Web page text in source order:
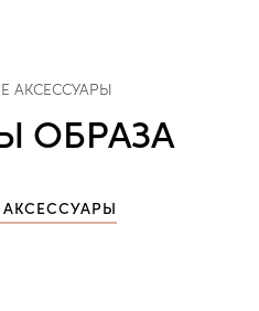
АКСЕССУАРЫ
ОБРАЗА